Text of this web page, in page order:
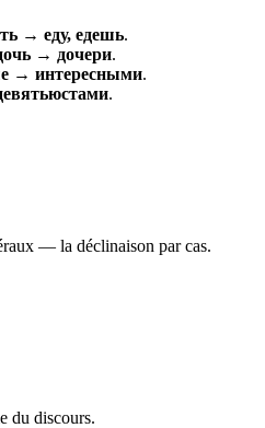
→ еду, едешь.
→ дочери.
→ интересными.
.
— la déclinaison par cas.
du discours.